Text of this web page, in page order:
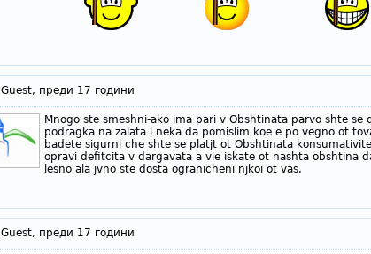
Guest, преди 17 години
Mnogo ste smeshni-ako ima pari v Obshtinata parvo shte
podragka na zalata i neka da pomislim koe e po vegno ot
badete sigurni che shte se platjt ot Obshtinata
opravi defitcita v dargavata a vie iskate ot nashta obshtina
lesno ala jvno ste dosta ogranicheni njkoi ot vas.
Guest, преди 17 години